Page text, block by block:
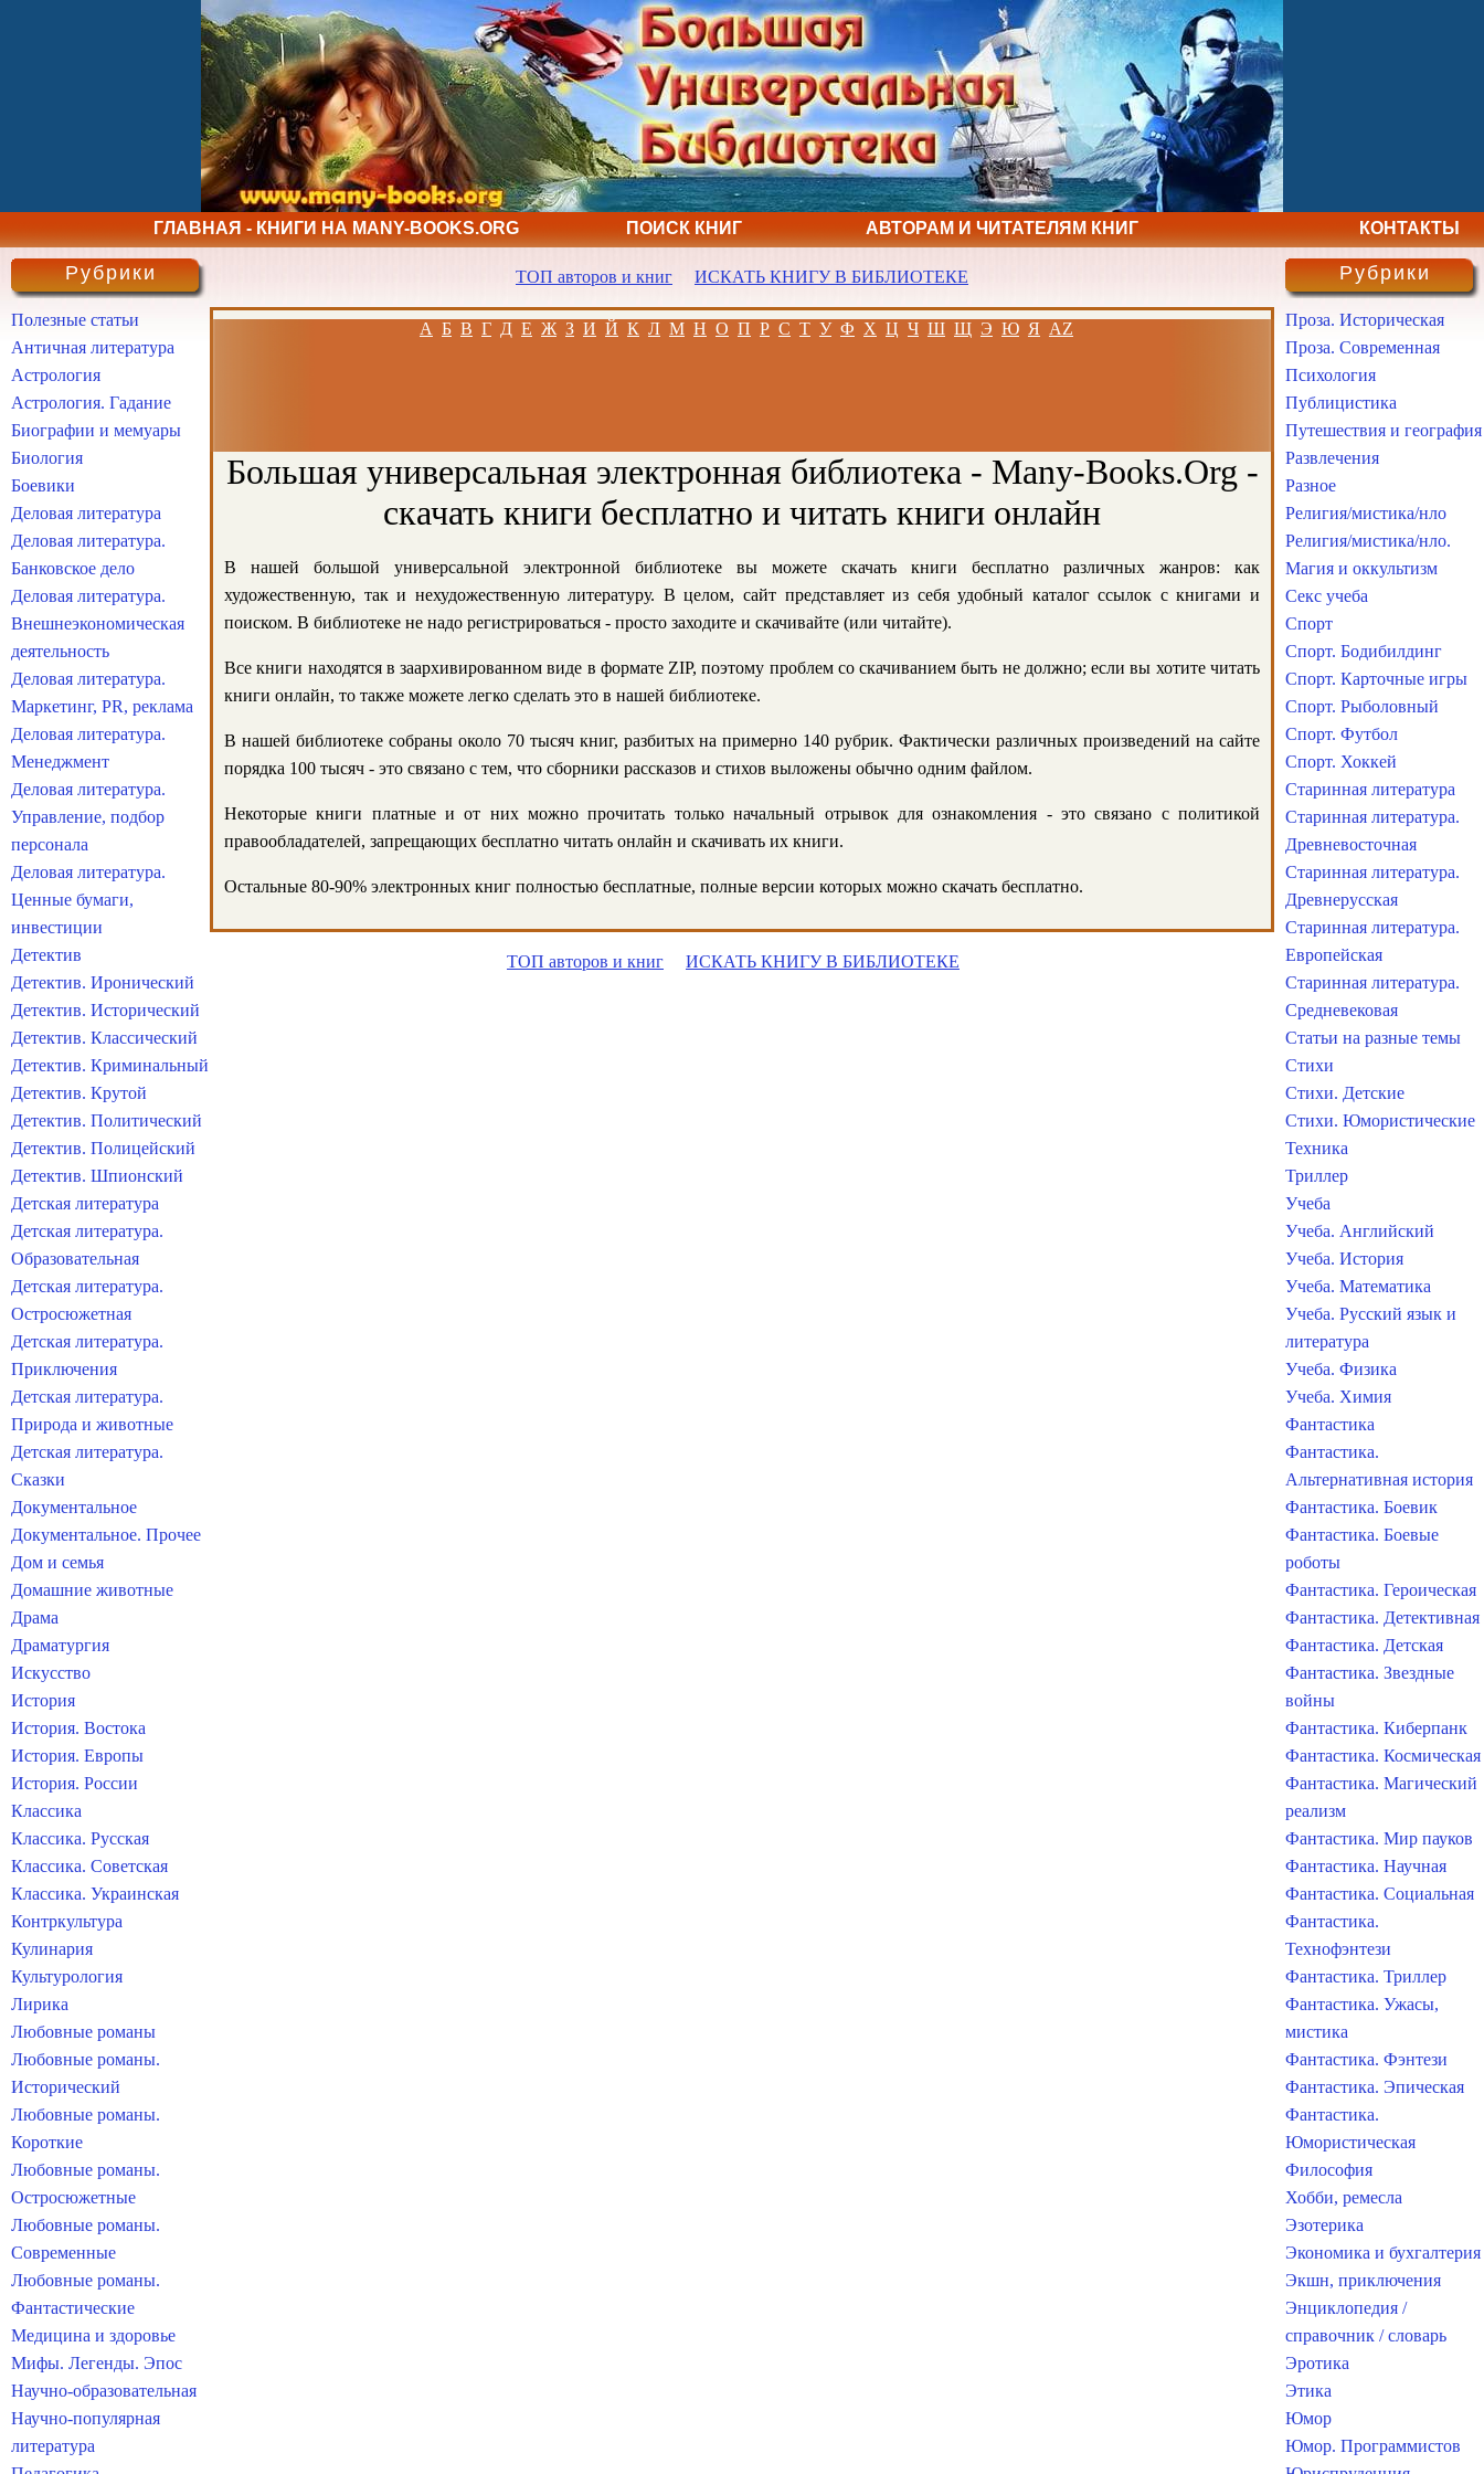
ГЛАВНАЯ - КНИГИ НА MANY-BOOKS.ORG ПОИСК КНИГ АВТОРАМ И ЧИТАТЕЛЯМ КНИГ КОНТАКТЫ
ТОП авторов и книг ИСКАТЬ КНИГУ В БИБЛИОТЕКЕ
А Б В Г Д Е Ж З И Й К Л М Н О П Р С Т У Ф Х Ц Ч Ш Щ Э Ю Я AZ
Большая универсальная электронная библиотека - Many-Books.Org -
скачать книги бесплатно и читать книги онлайн
В нашей большой универсальной электронной библиотеке вы можете скачать книги бесплатно различных жанров: как
художественную, так и нехудожественную литературу. В целом, сайт представляет из себя удобный каталог ссылок с книгами и
поиском. В библиотеке не надо регистрироваться - просто заходите и скачивайте (или читайте).
Все книги находятся в заархивированном виде в формате ZIP, поэтому проблем со скачиванием быть не должно; если вы хотите читать
книги онлайн, то также можете легко сделать это в нашей библиотеке.
В нашей библиотеке собраны около 70 тысяч книг, разбитых на примерно 140 рубрик. Фактически различных произведений на сайте
порядка 100 тысяч - это связано с тем, что сборники рассказов и стихов выложены обычно одним файлом.
Некоторые книги платные и от них можно прочитать только начальный отрывок для ознакомления - это связано с политикой
правообладателей, запрещающих бесплатно читать онлайн и скачивать их книги.
Остальные 80-90% электронных книг полностью бесплатные, полные версии которых можно скачать бесплатно.
ТОП авторов и книг ИСКАТЬ КНИГУ В БИБЛИОТЕКЕ
Рубрики
Полезные статьи
Античная литература
Астрология
Астрология. Гадание
Биографии и мемуары
Биология
Боевики
Деловая литература
Деловая литература.
Банковское дело
Деловая литература.
Внешнеэкономическая
деятельность
Деловая литература.
Маркетинг, PR, реклама
Деловая литература.
Менеджмент
Деловая литература.
Управление, подбор
персонала
Деловая литература.
Ценные бумаги,
инвестиции
Детектив
Детектив. Иронический
Детектив. Исторический
Детектив. Классический
Детектив. Криминальный
Детектив. Крутой
Детектив. Политический
Детектив. Полицейский
Детектив. Шпионский
Детская литература
Детская литература.
Образовательная
Детская литература.
Остросюжетная
Детская литература.
Приключения
Детская литература.
Природа и животные
Детская литература.
Сказки
Документальное
Документальное. Прочее
Дом и семья
Домашние животные
Драма
Драматургия
Искусство
История
История. Востока
История. Европы
История. России
Классика
Классика. Русская
Классика. Советская
Классика. Украинская
Контркультура
Кулинария
Культурология
Лирика
Любовные романы
Любовные романы.
Исторический
Любовные романы.
Короткие
Любовные романы.
Остросюжетные
Любовные романы.
Современные
Любовные романы.
Фантастические
Медицина и здоровье
Мифы. Легенды. Эпос
Научно-образовательная
Научно-популярная
литература
Рубрики
Проза. Историческая
Проза. Современная
Психология
Публицистика
Путешествия и география
Развлечения
Разное
Религия/мистика/нло
Религия/мистика/нло.
Магия и оккультизм
Секс учеба
Спорт
Спорт. Бодибилдинг
Спорт. Карточные игры
Спорт. Рыболовный
Спорт. Футбол
Спорт. Хоккей
Старинная литература
Старинная литература.
Древневосточная
Старинная литература.
Древнерусская
Старинная литература.
Европейская
Старинная литература.
Средневековая
Статьи на разные темы
Стихи
Стихи. Детские
Стихи. Юмористические
Техника
Триллер
Учеба
Учеба. Английский
Учеба. История
Учеба. Математика
Учеба. Русский язык и
литература
Учеба. Физика
Учеба. Химия
Фантастика
Фантастика.
Альтернативная история
Фантастика. Боевик
Фантастика. Боевые
роботы
Фантастика. Героическая
Фантастика. Детективная
Фантастика. Детская
Фантастика. Звездные
войны
Фантастика. Киберпанк
Фантастика. Космическая
Фантастика. Магический
реализм
Фантастика. Мир пауков
Фантастика. Научная
Фантастика. Социальная
Фантастика.
Технофэнтези
Фантастика. Триллер
Фантастика. Ужасы,
мистика
Фантастика. Фэнтези
Фантастика. Эпическая
Фантастика.
Юмористическая
Философия
Хобби, ремесла
Эзотерика
Экономика и бухгалтерия
Экшн, приключения
Энциклопедия /
справочник / словарь
Эротика
Этика
Юмор
Юмор. Программистов